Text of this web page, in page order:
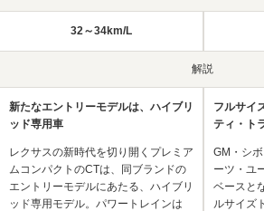
32～34km/L
解説
新たなエントリーモデルは、ハイブリ
ッド専用車
レクサスの新時代を切り開くプレミア
ムコンパクトのCTは、同ブランドの
エントリーモデルにあたる、ハイブリ
ッド専用モデル。パワートレインは
フルサイ
ティ・ト
GM・シ
ーツ・ユ
ベースと
ルサイズ